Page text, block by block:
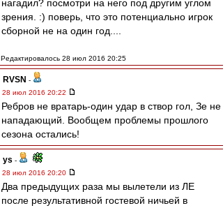
нагадил? посмотри на него под другим углом
зрения. :) поверь, что это потенциально игрок
сборной не на один год....
Редактировалось 28 июл 2016 20:25
RVSN -
28 июл 2016 20:22
Ребров не вратарь-один удар в створ гол, Зе не
нападающий. Вообщем проблемы прошлого
сезона остались!
ys -
28 июл 2016 20:20
Два предыдущих раза мы вылетели из ЛЕ
после результативной гостевой ничьей в